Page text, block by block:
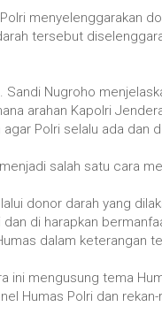
menyelenggarakan
tersebut
Sandi Nugroho
arahan Kapolri
Polri selalu ada dan
salah satu cara
donor darah yang
dan di harapkan
dalam keterangan
ini mengusung tema
Humas Polri dan